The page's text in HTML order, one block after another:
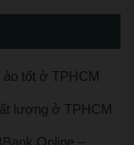
ảo tốt ở TPHCM
lượng ở TPHCM
Online –